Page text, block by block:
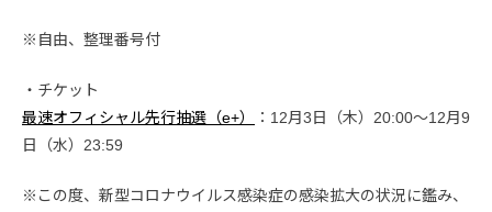
※自由、整理番号付
・チケット
最速オフィシャル先行抽選（e+）
：12月3日（木）20:00〜12月9
日（水）23:59
※この度、新型コロナウイルス感染症の感染拡大の状況に鑑み、